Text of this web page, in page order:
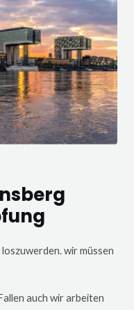
wir müssen
auch wir arbeiten